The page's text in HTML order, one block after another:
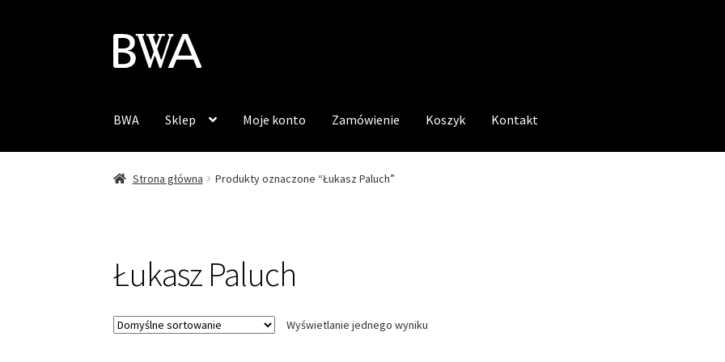
Przejdź
do
Przejdź
do
BWA Sklep Moje konto Zamówienie Koszyk Kontakt
Strona główna Produkty oznaczone “Łukasz Paluch”
Łukasz Paluch
Wyświetlanie jednego wyniku